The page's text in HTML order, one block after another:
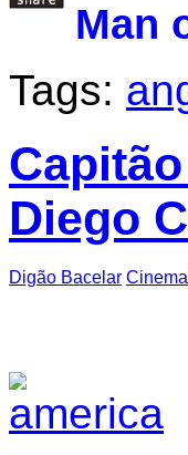
Man
Tags:
Diego
Digão Bacelar Cinema